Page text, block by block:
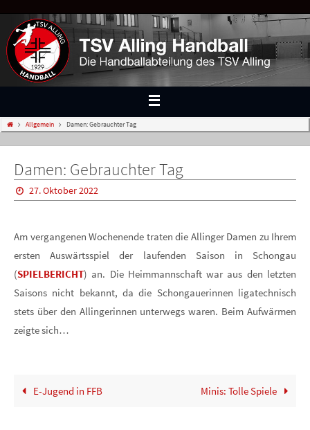
Allgemein Damen: Gebrauchter Tag
Damen: Gebrauchter Tag
27. Oktober 2022
Am vergangenen Wochenende traten die Allinger Damen zu Ihrem
ersten Auswärtsspiel der laufenden Saison in Schongau
(SPIELBERICHT) an. Die Heimmannschaft war aus den letzten
Saisons nicht bekannt, da die Schongauerinnen ligatechnisch
stets über den Allingerinnen unterwegs waren. Beim Aufwärmen
zeigte sich…
E-Jugend in FFB Minis: Tolle Spiele